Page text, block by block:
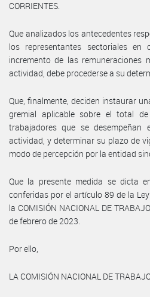
CORRIENTES.
Que analizados los antecedentes
los representantes sectoriales
incremento de las remuneraciones
actividad, debe procederse a su
Que, finalmente, deciden instaurar
gremial aplicable sobre el total
trabajadores que se
actividad, y determinar su plazo de
modo de percepción por la entidad
Que la presente medida se dicta
conferidas por el artículo 89 de la
la COMISIÓN NACIONAL DE
de febrero de 2023.
Por ello,
LA COMISIÓN NACIONAL DE